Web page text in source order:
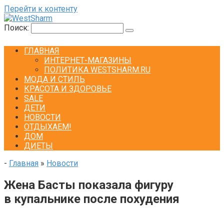
Перейти к контенту
Поиск:
ГЛАВНАЯ
ИНТЕРНЕТ-МАГАЗИНЫ
ПОЛИТИКА WESTSHARM.RU
МОДА И СТИЛЬ
КРАСОТА И ЗДОРОВЬЕ
SALE
ДЕТИ
НОВОСТИ
ОТДЫХАЕМ!
ДОМ
ДИЕТЫ
- Главная » Новости
Жена Басты показала фигуру
в купальнике после похудения